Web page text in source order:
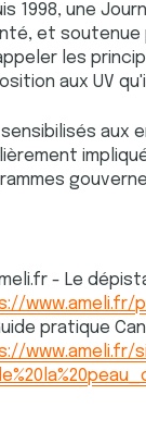
1998, une
et soutenue
les
aux UV
sensibilisés aux
- Le
www.ameli.fr/
pratique
www.ameli.fr/